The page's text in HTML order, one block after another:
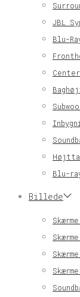
JBL
Blu-
Blu-
Billede